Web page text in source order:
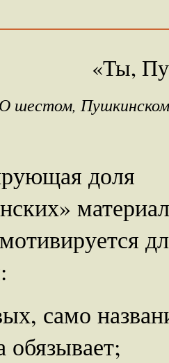
«Ты,
О шестом,
доля
само
обязывает;